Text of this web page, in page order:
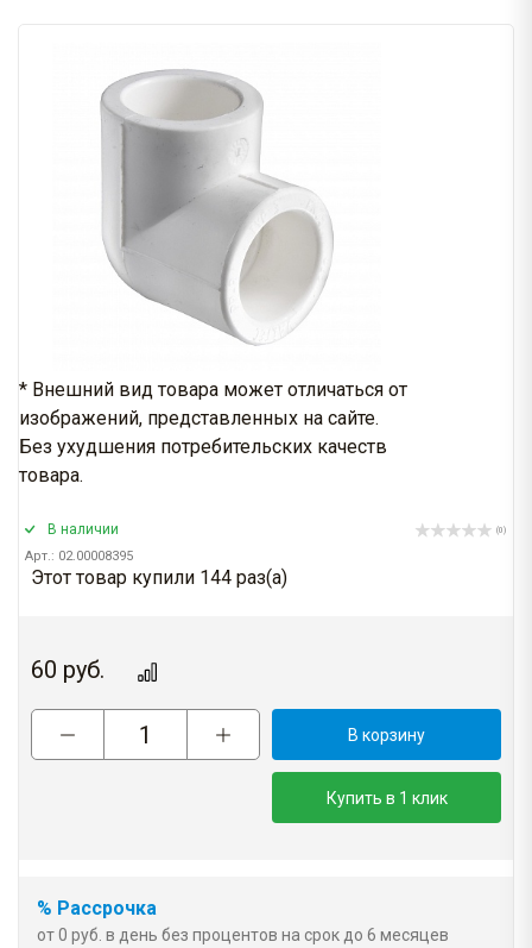
* Внешний вид товара может отличаться от
изображений, представленных на сайте.
Без ухудшения потребительских качеств
товара.
В наличии
Арт.: 02.00008395
(0)
Этот товар купили 144 раз(a)
60 руб.
В корзину
Купить в 1 клик
% Рассрочка
от 0 руб. в день без процентов на срок до 6 месяцев